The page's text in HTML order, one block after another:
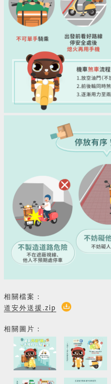
相關檔案：
道安外送援.zip
相關圖片：